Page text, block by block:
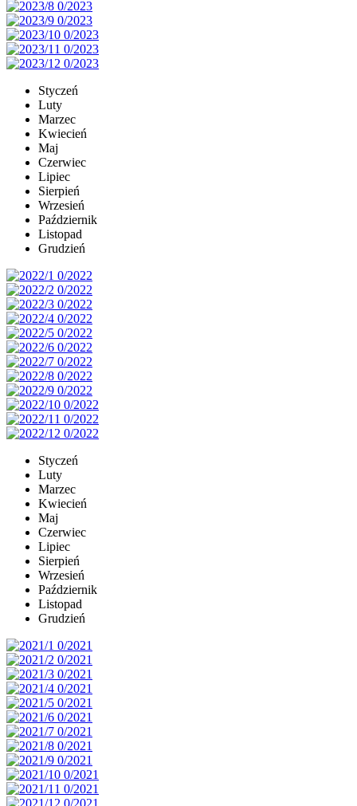
Styczeń
Luty
Marzec
Kwiecień
Maj
Czerwiec
Lipiec
Sierpień
Wrzesień
Październik
Listopad
Grudzień
Styczeń
Luty
Marzec
Kwiecień
Maj
Czerwiec
Lipiec
Sierpień
Wrzesień
Październik
Listopad
Grudzień